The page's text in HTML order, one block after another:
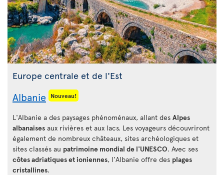
Europe centrale et de l'Est
Albanie Nouveau!
L'Albanie a des paysages phénoménaux, allant des Alpes
albanaises aux rivières et aux lacs. Les voyageurs découvriront
également de nombreux châteaux, sites archéologiques et
sites classés au patrimoine mondial de l'UNESCO. Avec ses
côtes adriatiques et ioniennes, l'Albanie offre des plages
cristallines.